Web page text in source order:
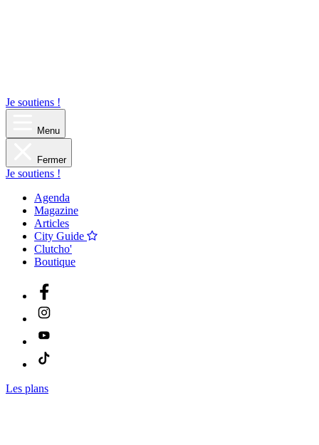
Je soutiens !
Menu
Fermer
Je soutiens !
Agenda
Magazine
Articles
City Guide
Clutcho'
Boutique
Les plans